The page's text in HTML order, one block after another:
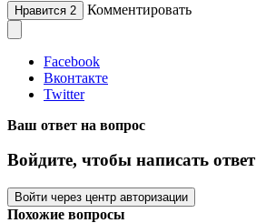
Нравится 2 Комментировать
Facebook
Вконтакте
Twitter
Ваш ответ на вопрос
Войдите, чтобы написать ответ
Войти через центр авторизации
Похожие вопросы